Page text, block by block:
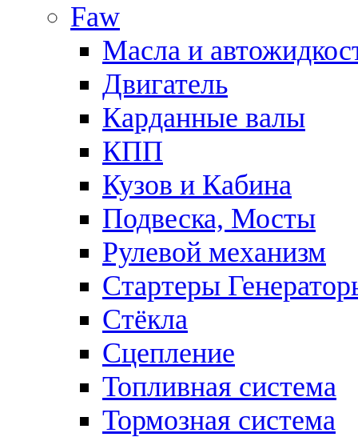
Faw
Масла и
Двигатель
Карданные валы
КПП
Кузов и Кабина
Подвеска, Мосты
Рулевой механизм
Стартеры
Стёкла
Сцепление
Топливная система
Тормозная система